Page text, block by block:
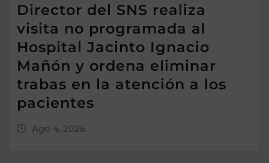
Director del SNS realiza
visita no programada al
Hospital Jacinto Ignacio
Mañón y ordena eliminar
trabas en la atención a los
pacientes
Ago 4, 2026